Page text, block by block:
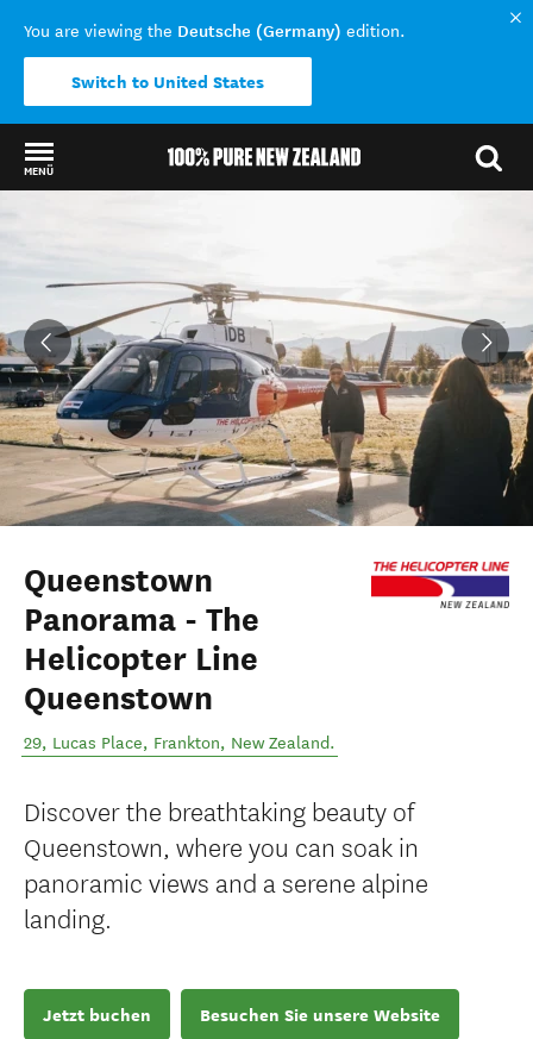
You are viewing the Deutsche (Germany) edition.
Switch to United States
MENÜ
Queenstown
Panorama - The
Helicopter Line
Queenstown
29, Lucas Place, Frankton, New Zealand.
Discover the breathtaking beauty of
Queenstown, where you can soak in
panoramic views and a serene alpine
landing.
Jetzt buchen Besuchen Sie unsere Website